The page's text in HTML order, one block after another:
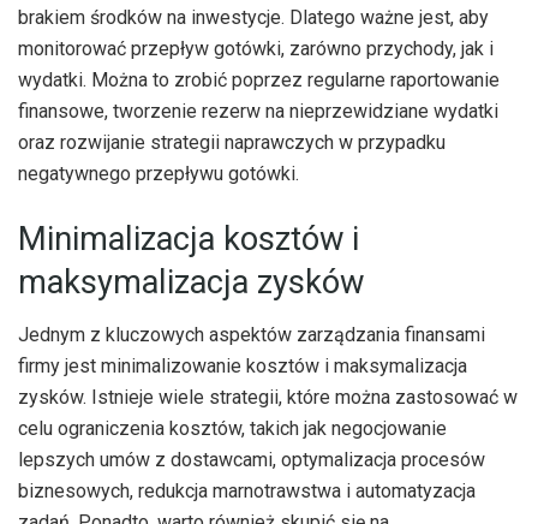
brakiem środków na inwestycje. Dlatego ważne jest, aby
monitorować przepływ gotówki, zarówno przychody, jak i
wydatki. Można to zrobić poprzez regularne raportowanie
finansowe, tworzenie rezerw na nieprzewidziane wydatki
oraz rozwijanie strategii naprawczych w przypadku
negatywnego przepływu gotówki.
Minimalizacja kosztów i
maksymalizacja zysków
Jednym z kluczowych aspektów zarządzania finansami
firmy jest minimalizowanie kosztów i maksymalizacja
zysków. Istnieje wiele strategii, które można zastosować w
celu ograniczenia kosztów, takich jak negocjowanie
lepszych umów z dostawcami, optymalizacja procesów
biznesowych, redukcja marnotrawstwa i automatyzacja